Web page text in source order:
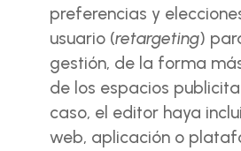
preferencias y
usuario (retargeting)
gestión, de la forma
de los espacios
caso, el editor haya
web, aplicación o